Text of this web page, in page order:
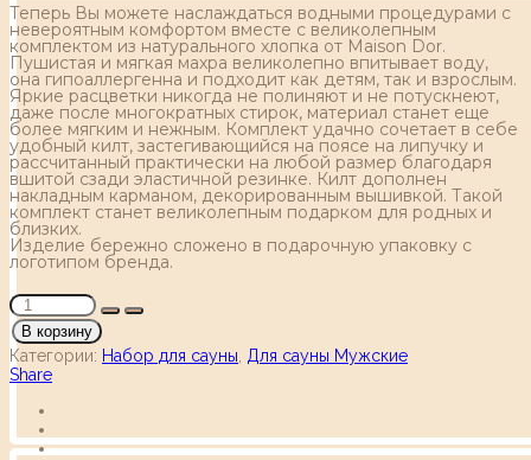
Теперь Вы можете наслаждаться водными процедурами с
невероятным комфортом вместе с великолепным
комплектом из натурального хлопка от Maison Dor.
Пушистая и мягкая махра великолепно впитывает воду,
она гипоаллергенна и подходит как детям, так и взрослым.
Яркие расцветки никогда не полиняют и не потускнеют,
даже после многократных стирок, материал станет еще
более мягким и нежным. Комплект удачно сочетает в себе
удобный килт, застегивающийся на поясе на липучку и
рассчитанный практически на любой размер благодаря
вшитой сзади эластичной резинке. Килт дополнен
накладным карманом, декорированным вышивкой. Такой
комплект станет великолепным подарком для родных и
близких.
Изделие бережно сложено в подарочную упаковку с
логотипом бренда.
В корзину
Категории: Набор для сауны
Для сауны Мужские
Share